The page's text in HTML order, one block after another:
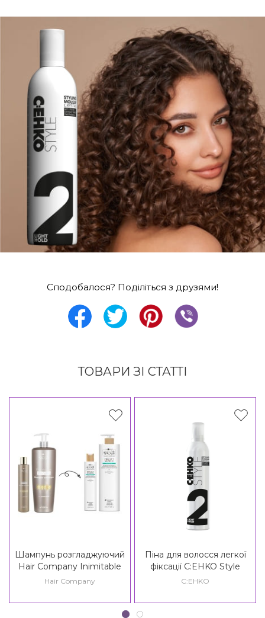
Сподобалося? Поділіться з друзями!
ТОВАРИ ЗІ СТАТТІ
Шампунь розгладжуючий
Hair Company Inimitable
Style Frizz Stopper
Inspiration Twist N'Curl Frizz
Hair Company
Піна для волосся легкої
фіксації C:EHKO Style
Crystal Styling Mousse 2*
C:EHKO